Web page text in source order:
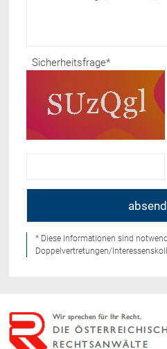
Sicherheitsfrage*
* Diese Informationen sind
Doppelvertretungen/